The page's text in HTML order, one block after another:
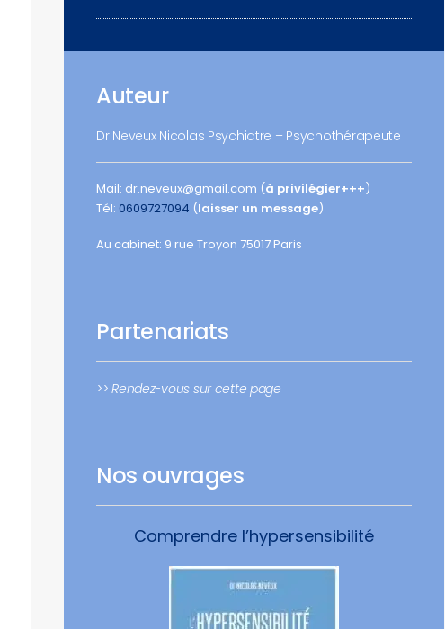
Auteur
Dr Neveux Nicolas Psychiatre – Psychothérapeute
Mail: dr.neveux@gmail.com (à privilégier+++)
Tél: 0609727094 (laisser un message)
Au cabinet: 9 rue Troyon 75017 Paris
Partenariats
>> Rendez-vous sur cette page
Nos ouvrages
Comprendre l’hypersensibilité